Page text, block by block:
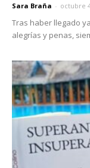
Sara Braña - octubre
Tras haber llegado
alegrías y penas,